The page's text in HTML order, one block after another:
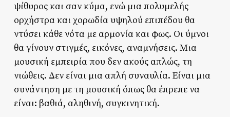
ψίθυρος και σαν κύμα, ενώ μια πολυμελής
ορχήστρα και χορωδία υψηλού επιπέδου θα
ντύσει κάθε νότα με αρμονία και φως. Οι ύμνοι
θα γίνουν στιγμές, εικόνες, αναμνήσεις. Μια
μουσική εμπειρία που δεν ακούς απλώς, τη
νιώθεις. Δεν είναι μια απλή συναυλία. Είναι μια
συνάντηση με τη μουσική όπως θα έπρεπε να
είναι: βαθιά, αληθινή, συγκινητική.